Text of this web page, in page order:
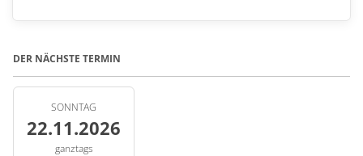
DER NÄCHSTE TERMIN
SONNTAG
22.11.2026
ganztags